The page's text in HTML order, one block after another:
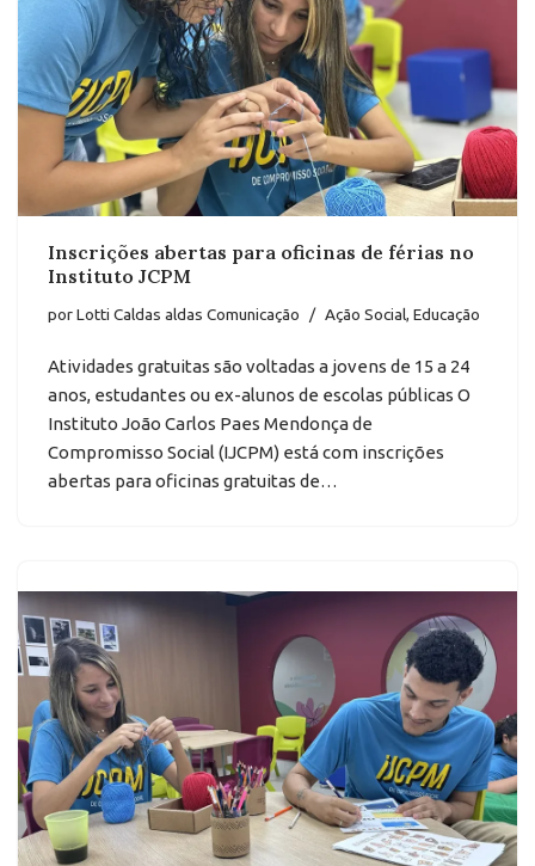
Inscrições abertas para oficinas de férias no
Instituto JCPM
porLotti Caldas aldas Comunicação Ação Social, Educação
Atividades gratuitas são voltadas a jovens de 15 a 24
anos, estudantes ou ex-alunos de escolas públicas O
Instituto João Carlos Paes Mendonça de
Compromisso Social (IJCPM) está com inscrições
abertas para oficinas gratuitas de…